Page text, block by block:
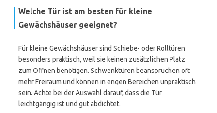
Welche Tür ist am besten für kleine
Gewächshäuser geeignet?
Für kleine Gewächshäuser sind Schiebe- oder Rolltüren
besonders praktisch, weil sie keinen zusätzlichen Platz
zum Öffnen benötigen. Schwenktüren beanspruchen oft
mehr Freiraum und können in engen Bereichen unpraktisch
sein. Achte bei der Auswahl darauf, dass die Tür
leichtgängig ist und gut abdichtet.